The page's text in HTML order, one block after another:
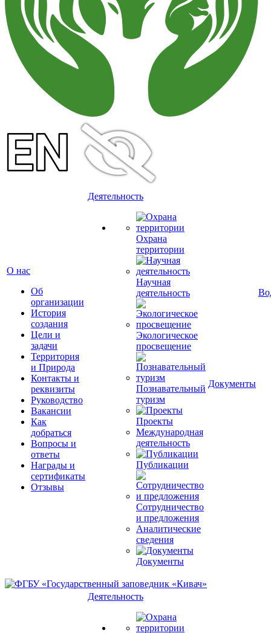
О нас
Об
организации
История
создания
Цели и
задачи
Территория
и Природа
Контакты и
реквизиты
Руководство
Вакансии
Как
добраться
Вопросы и
ответы
Награды и
сертификаты
Отзывы
Деятельность
Охрана
территории
Научная
деятельность
Экологическое
просвещение
Познавательный
туризм
Проекты
Международная
деятельность
Публикации
Сотрудничество
и предложения
Аналитические
сведения
Документы
Документы
Деятельность